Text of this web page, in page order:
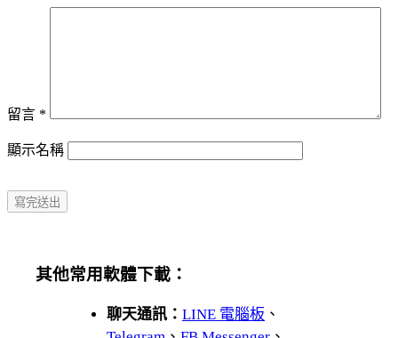
留言 *
顯示名稱
其他常用軟體下載：
聊天通訊： LINE 電腦板 、